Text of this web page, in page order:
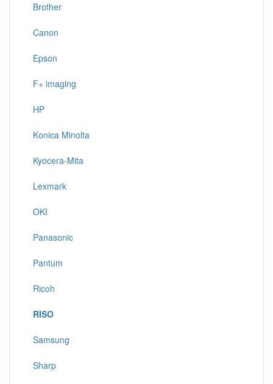
Brother
Canon
Epson
F+ imaging
HP
Konica Minolta
Kyocera-Mita
Lexmark
OKI
Panasonic
Pantum
Ricoh
RISO
Samsung
Sharp